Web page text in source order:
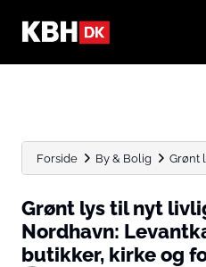
Forside By & Bolig Grønt
Grønt lys til nyt
Nordhavn:
butikker, kirke og